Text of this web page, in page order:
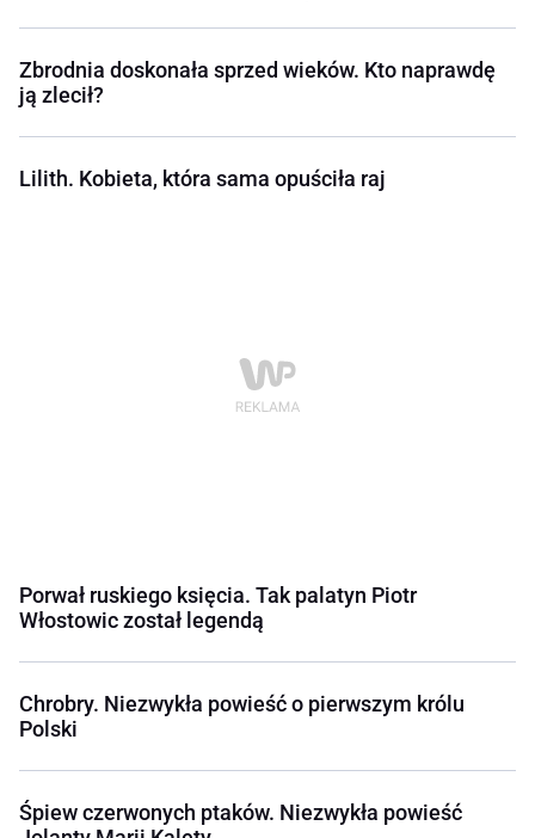
Zbrodnia doskonała sprzed wieków. Kto naprawdę
ją zlecił?
Lilith. Kobieta, która sama opuściła raj
Porwał ruskiego księcia. Tak palatyn Piotr
Włostowic został legendą
Chrobry. Niezwykła powieść o pierwszym królu
Polski
Śpiew czerwonych ptaków. Niezwykła powieść